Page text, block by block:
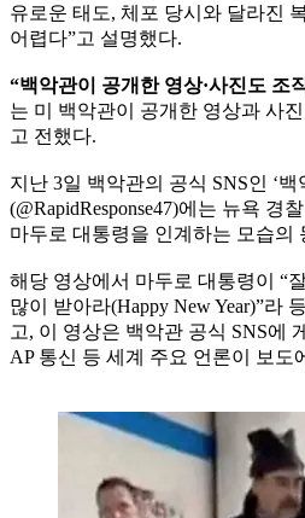
유로운 태도, 체포 당시와 달라진
어렵다”고 설명했다.
“백악관이 공개한 영상·사진도 조
는 미 백악관이 공개한 영상과 사
고 전했다.
지난 3일 백악관의 공식 SNS인 ‘
(@RapidResponse47)에는 뉴욕 경
마두로 대통령을 인계하는 모습의
해당 영상에서 마두로 대통령이 “
많이 받아라(Happy New Year)”라
고, 이 영상은 백악관 공식 SNS에
AP 통신 등 세계 주요 언론이 보도